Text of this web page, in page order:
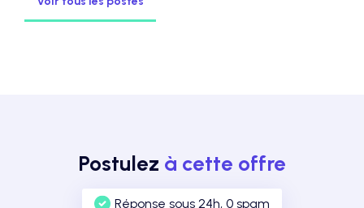
Postulez à cette offre
Réponse sous 24h, 0 spam